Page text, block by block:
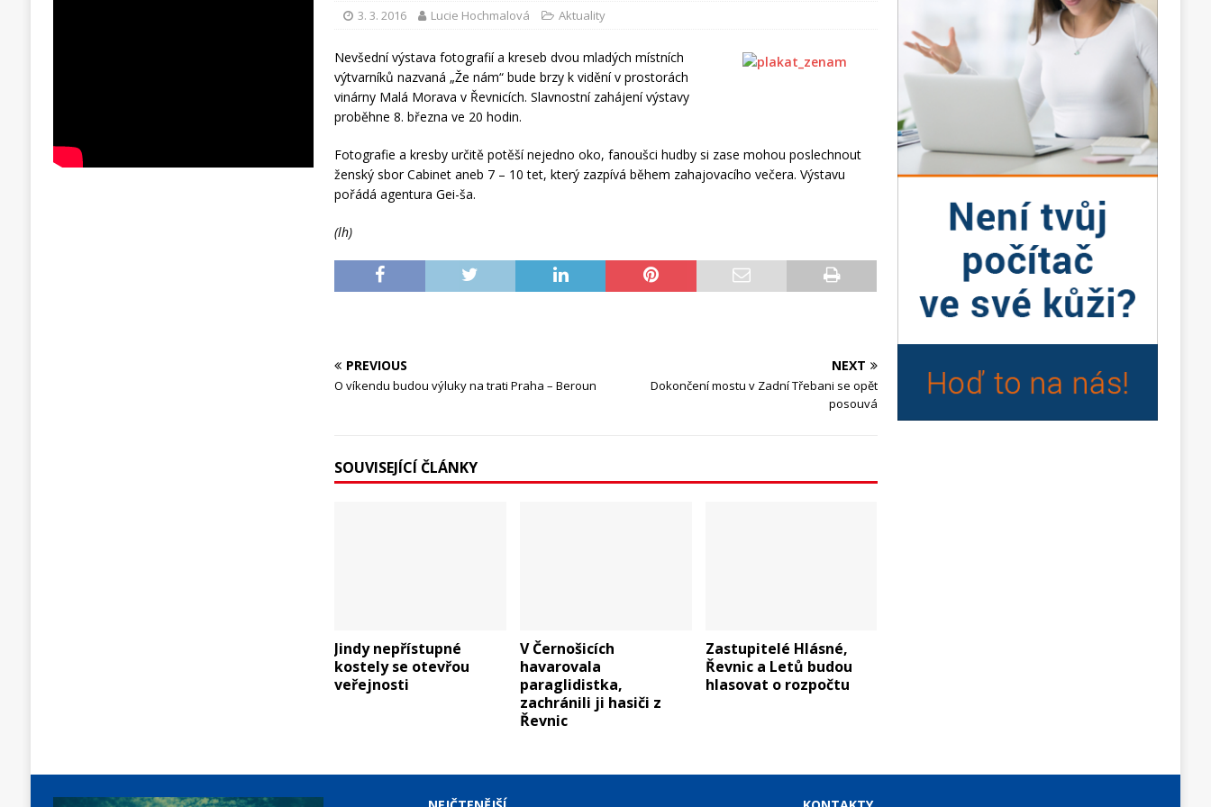
3. 3. 2016 Lucie Hochmalová Aktuality
Nevšední výstava fotografií a kreseb dvou mladých místních
výtvarníků nazvaná „Že nám“ bude brzy k vidění v prostorách
vinárny Malá Morava v Řevnicích. Slavnostní zahájení výstavy
proběhne 8. března ve 20 hodin.
Fotografie a kresby určitě potěší nejedno oko, fanoušci hudby si zase mohou poslechnout
ženský sbor Cabinet aneb 7 – 10 tet, který zazpívá během zahajovacího večera. Výstavu
pořádá agentura Gei-ša.
(lh)
PREVIOUS
O víkendu budou výluky na trati Praha – Beroun
NEXT
Dokončení mostu v Zadní Třebani se opět
posouvá
SOUVISEJÍCÍ ČLÁNKY
Jindy nepřístupné
kostely se otevřou
veřejnosti
V Černošicích
havarovala
paraglidistka,
zachránili ji hasiči z
Řevnic
Zastupitelé Hlásné,
Řevnic a Letů budou
hlasovat o rozpočtu